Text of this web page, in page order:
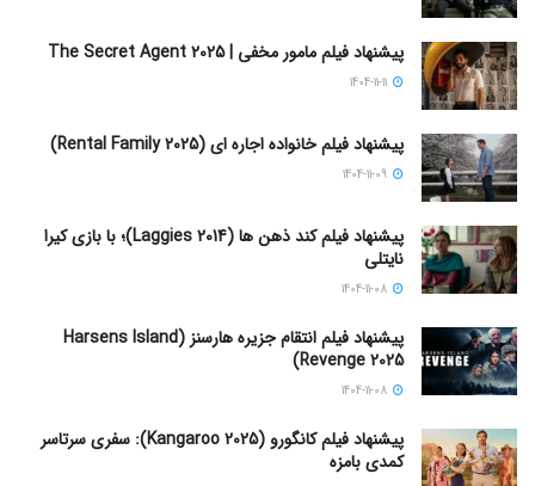
پیشنهاد فیلم مامور مخفی | The Secret Agent 2025
پیشنهاد فیلم خانواده اجاره‌ ای (Rental Family 2025)
پیشنهاد فیلم کند ذهن ها (Laggies 2014)؛ با بازی کیرا
نایتلی
پیشنهاد فیلم انتقام جزیره هارسنز (Harsens Island
Revenge 2025)
پیشنهاد فیلم کانگورو (Kangaroo 2025): سفری سرتاسر
کمدی بامزه